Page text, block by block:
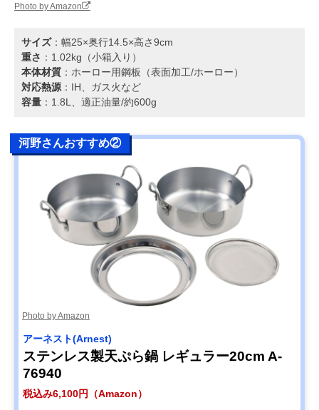
Photo by Amazon
サイズ：幅25×奥行14.5×高さ9cm
重さ ：1.02kg（小箱入り）
本体材質 ：ホーロー用鋼板（表面加工/ホーロー）
対応熱源 ：IH、ガス火など
容量 ：1.8L、適正油量/約600g
河野さんおすすめ②
Photo by Amazon
アーネスト(Arnest)
ステンレス製天ぷら鍋 レギュラー20cm A-
76940
税込み6,100円（Amazon）